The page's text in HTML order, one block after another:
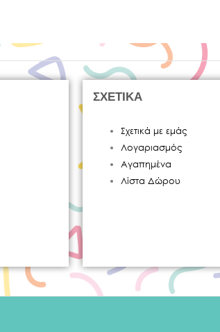
ΣΧΕΤΙΚΑ
Σχετικά με εμάς
Λογαριασμός
Αγαπημένα
Λίστα Δώρου